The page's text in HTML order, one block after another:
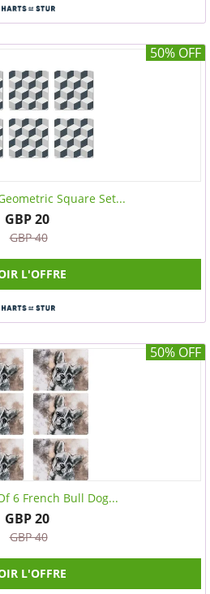
50% OFF
Square Set...
GBP 20
GBP 40
L'OFFRE
50% OFF
6 French Bull Dog...
GBP 20
GBP 40
L'OFFRE